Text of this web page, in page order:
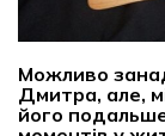
Можливо
Дмитра, але,
його подальше